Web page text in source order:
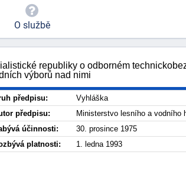
republiky o odborném
výborů nad nimi
předpisu:
Vyhláška
předpisu:
Ministerstvo lesního a vodního
účinnosti:
30. prosince 1975
platnosti: 1. ledna 1993
O službě